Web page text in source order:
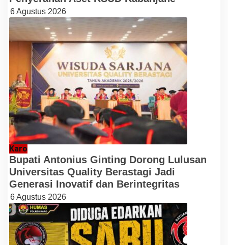
6 Agustus 2026
Karo
Bupati Antonius Ginting Dorong Lulusan
Universitas Quality Berastagi Jadi
Generasi Inovatif dan Berintegritas
6 Agustus 2026